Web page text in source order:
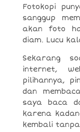
Fotokopi
sanggup
akan foto
diam. Lucu
Sekarang
internet,
pilihannya,
dan
saya baca
karena
kembali